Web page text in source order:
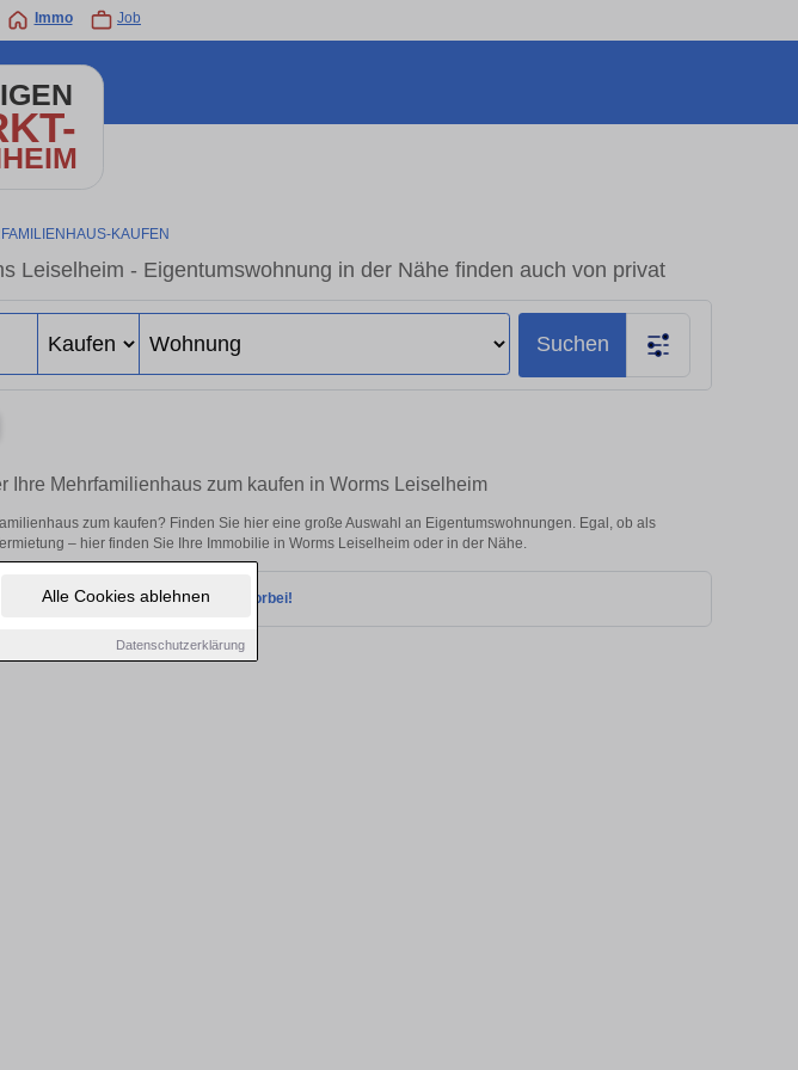
Alle Cookies ablehnen
Datenschutzerklärung
Immo Job
KAUFEN
Leiselheim - Eigentumswohnung in der Nähe finden auch von privat
Suchen
Ihre Mehrfamilienhaus zum kaufen in Worms Leiselheim
zum kaufen? Finden Sie hier eine große Auswahl an Eigentumswohnungen. Egal, ob als
– hier finden Sie Ihre Immobilie in Worms Leiselheim oder in der Nähe.
finden. Schauen Sie bald wieder vorbei!